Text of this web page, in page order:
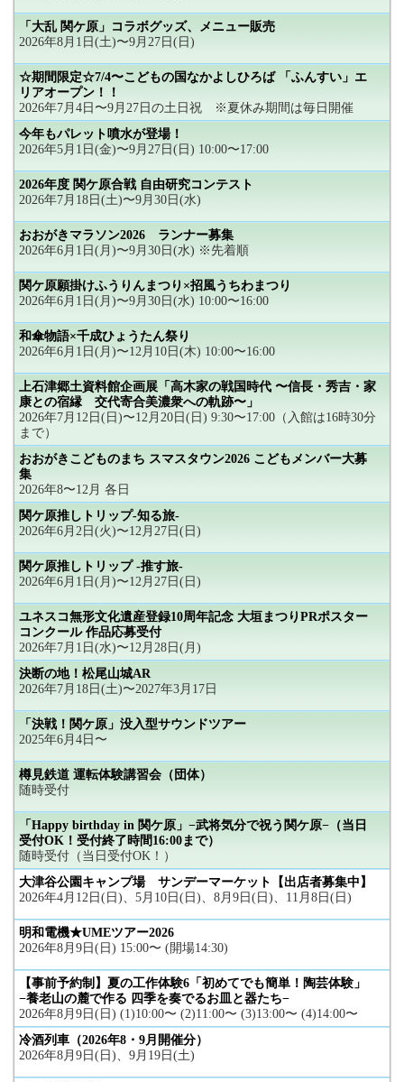
「大乱 関ケ原」コラボグッズ、メニュー販売
2026年8月1日(土)〜9月27日(日)
☆期間限定☆7/4〜こどもの国なかよしひろば 「ふんすい」エ
リアオープン！！
2026年7月4日〜9月27日の土日祝 ※夏休み期間は毎日開催
今年もパレット噴水が登場！
2026年5月1日(金)〜9月27日(日) 10:00〜17:00
2026年度 関ケ原合戦 自由研究コンテスト
2026年7月18日(土)〜9月30日(水)
おおがきマラソン2026 ランナー募集
2026年6月1日(月)〜9月30日(水) ※先着順
関ケ原願掛けふうりんまつり×招風うちわまつり
2026年6月1日(月)〜9月30日(水) 10:00〜16:00
和傘物語×千成ひょうたん祭り
2026年6月1日(月)〜12月10日(木) 10:00〜16:00
上石津郷土資料館企画展「高木家の戦国時代 〜信長・秀吉・家
康との宿縁 交代寄合美濃衆への軌跡〜」
2026年7月12日(日)〜12月20日(日) 9:30〜17:00（入館は16時30分
まで）
おおがきこどものまち スマスタウン2026 こどもメンバー大募
集
2026年8〜12月 各日
関ケ原推しトリップ-知る旅-
2026年6月2日(火)〜12月27日(日)
関ケ原推しトリップ -推す旅-
2026年6月1日(月)〜12月27日(日)
ユネスコ無形文化遺産登録10周年記念 大垣まつりPRポスター
コンクール 作品応募受付
2026年7月1日(水)〜12月28日(月)
決断の地！松尾山城AR
2026年7月18日(土)〜2027年3月17日
「決戦！関ケ原」没入型サウンドツアー
2025年6月4日〜
樽見鉄道 運転体験講習会（団体）
随時受付
「Happy birthday in 関ケ原」−武将気分で祝う関ケ原−（当日
受付OK！受付終了時間16:00まで）
随時受付（当日受付OK！）
大津谷公園キャンプ場 サンデーマーケット【出店者募集中】
2026年4月12日(日)、5月10日(日)、8月9日(日)、11月8日(日)
明和電機★UMEツアー2026
2026年8月9日(日) 15:00〜 (開場14:30)
【事前予約制】夏の工作体験6「初めてでも簡単！陶芸体験」
−養老山の麓で作る 四季を奏でるお皿と器たち−
2026年8月9日(日) (1)10:00〜 (2)11:00〜 (3)13:00〜 (4)14:00〜
冷酒列車（2026年8・9月開催分）
2026年8月9日(日)、9月19日(土)